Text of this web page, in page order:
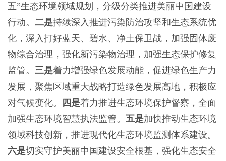
五”生态环境领域规划，分级分类推进美丽中国建设
行动。 二是持续深入推进污染防治攻坚和生态系统优
化，深入打好蓝天、碧水、净土保卫战，加强固体废
物综合治理，强化新污染物治理，加强生态保护修复
监管。 三是着力增强绿色发展动能，促进绿色生产力
发展，聚焦区域重大战略打造绿色发展高地，积极应
对气候变化。
四是着力推进生态环境保护督察，全面
加强生态环境智慧执法监管。 五是加快推动生态环境
领域科技创新，推进现代化生态环境监测体系建设。
六是切实守护美丽中国建设安全根基，强化生态安全